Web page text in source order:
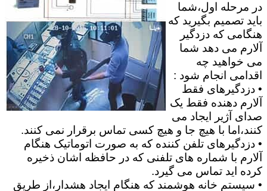
در مرحله اول،شما
باید تصمیم بگیرید که
هنگامی که دزدگیر
آلارم می دهد شما
می خواهید چه
اقدامی انجام شود :
• دزدگیرهای فقط
آلارم دهنده فقط یک
صدای آژیر ایجاد می
کنند،اما با هیچ جا و هیچ کسی تماس برقرار نمی کنند.
• دزدگیرهای تلفن کننده که به صورت اتوماتیک هنگام
آلارم با شماره های تلفنی که در حافظه اشان ذخیره
کرده اید تماس می گیرد.
• سیستم خانه هوشمند که هنگام ایجاد هشدار،از طریق